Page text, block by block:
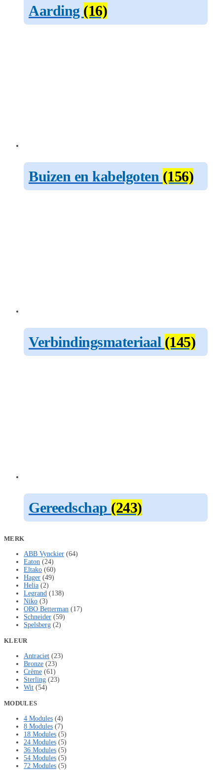
Aarding (16)
Buizen en kabelgoten (156)
Verbindingsmateriaal (145)
Gereedschap (243)
MERK
ABB Vynckier (64)
Eaton (24)
Eltako (60)
Hager (49)
Helia (2)
Legrand (138)
Niko (3)
OBO Betterman (17)
Schneider (59)
Spelsberg (2)
KLEUR
Antraciet (23)
Bronze (23)
Crème (61)
Sterling (23)
Wit (54)
MODULES
4 Modules (4)
8 Modules (7)
18 Modules (5)
24 Modules (5)
36 Modules (5)
54 Modules (5)
72 Modules (5)